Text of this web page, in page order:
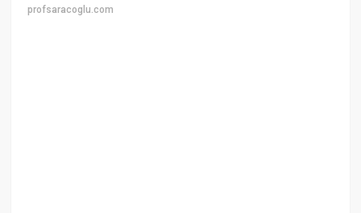
profsaracoglu.com